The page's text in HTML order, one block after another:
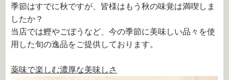
季節はすでに秋ですが、皆様はもう秋の味覚は満喫しま
したか？
当店では鰹やごぼうなど、今の季節に美味しい品々を使
用した旬の逸品をご提供しております。
薬味で楽しむ濃厚な美味しさ